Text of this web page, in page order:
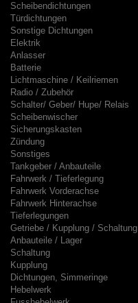
Scheibendichtungen
Türdichtungen
Sonstige Dichtungen
Elektrik
Anlasser
Batterie
Lichtmaschine / Keilriemen
Radio / Zubehör
Schalter/ Geber/ Hupe/ Relais
Scheibenwischer
Sicherungskasten
Zündung
Sonstiges
Tankgeber / Anbauteile
Fahrwerk / Tieferlegung
Fahrwerk Vorderachse
Fahrwerk Hinterachse
Tieferlegungen
Getriebe / Kupplung / Schaltung
Anbauteile / Lager
Schaltung
Kupplung
Dichtungen, Simmeringe
Hebelwerk